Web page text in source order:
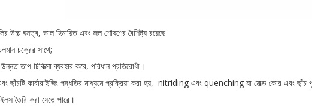
ঘনত্ব, ভাল হিমায়িত এবং জল শোষণের বৈশিষ্ট্য রয়েছে
চক্রের সাথে;
তাপ চিকিত্সা ব্যবহার করে, পরিধান প্রতিরোধী।
ছাঁচটি কার্বারাইজিং পদ্ধতির মাধ্যমে প্রক্রিয়া করা হয়, nitriding এবং quenching যা মোল্ড কোর এবং ছাঁচ
তৈরি করা যেতে পারে।